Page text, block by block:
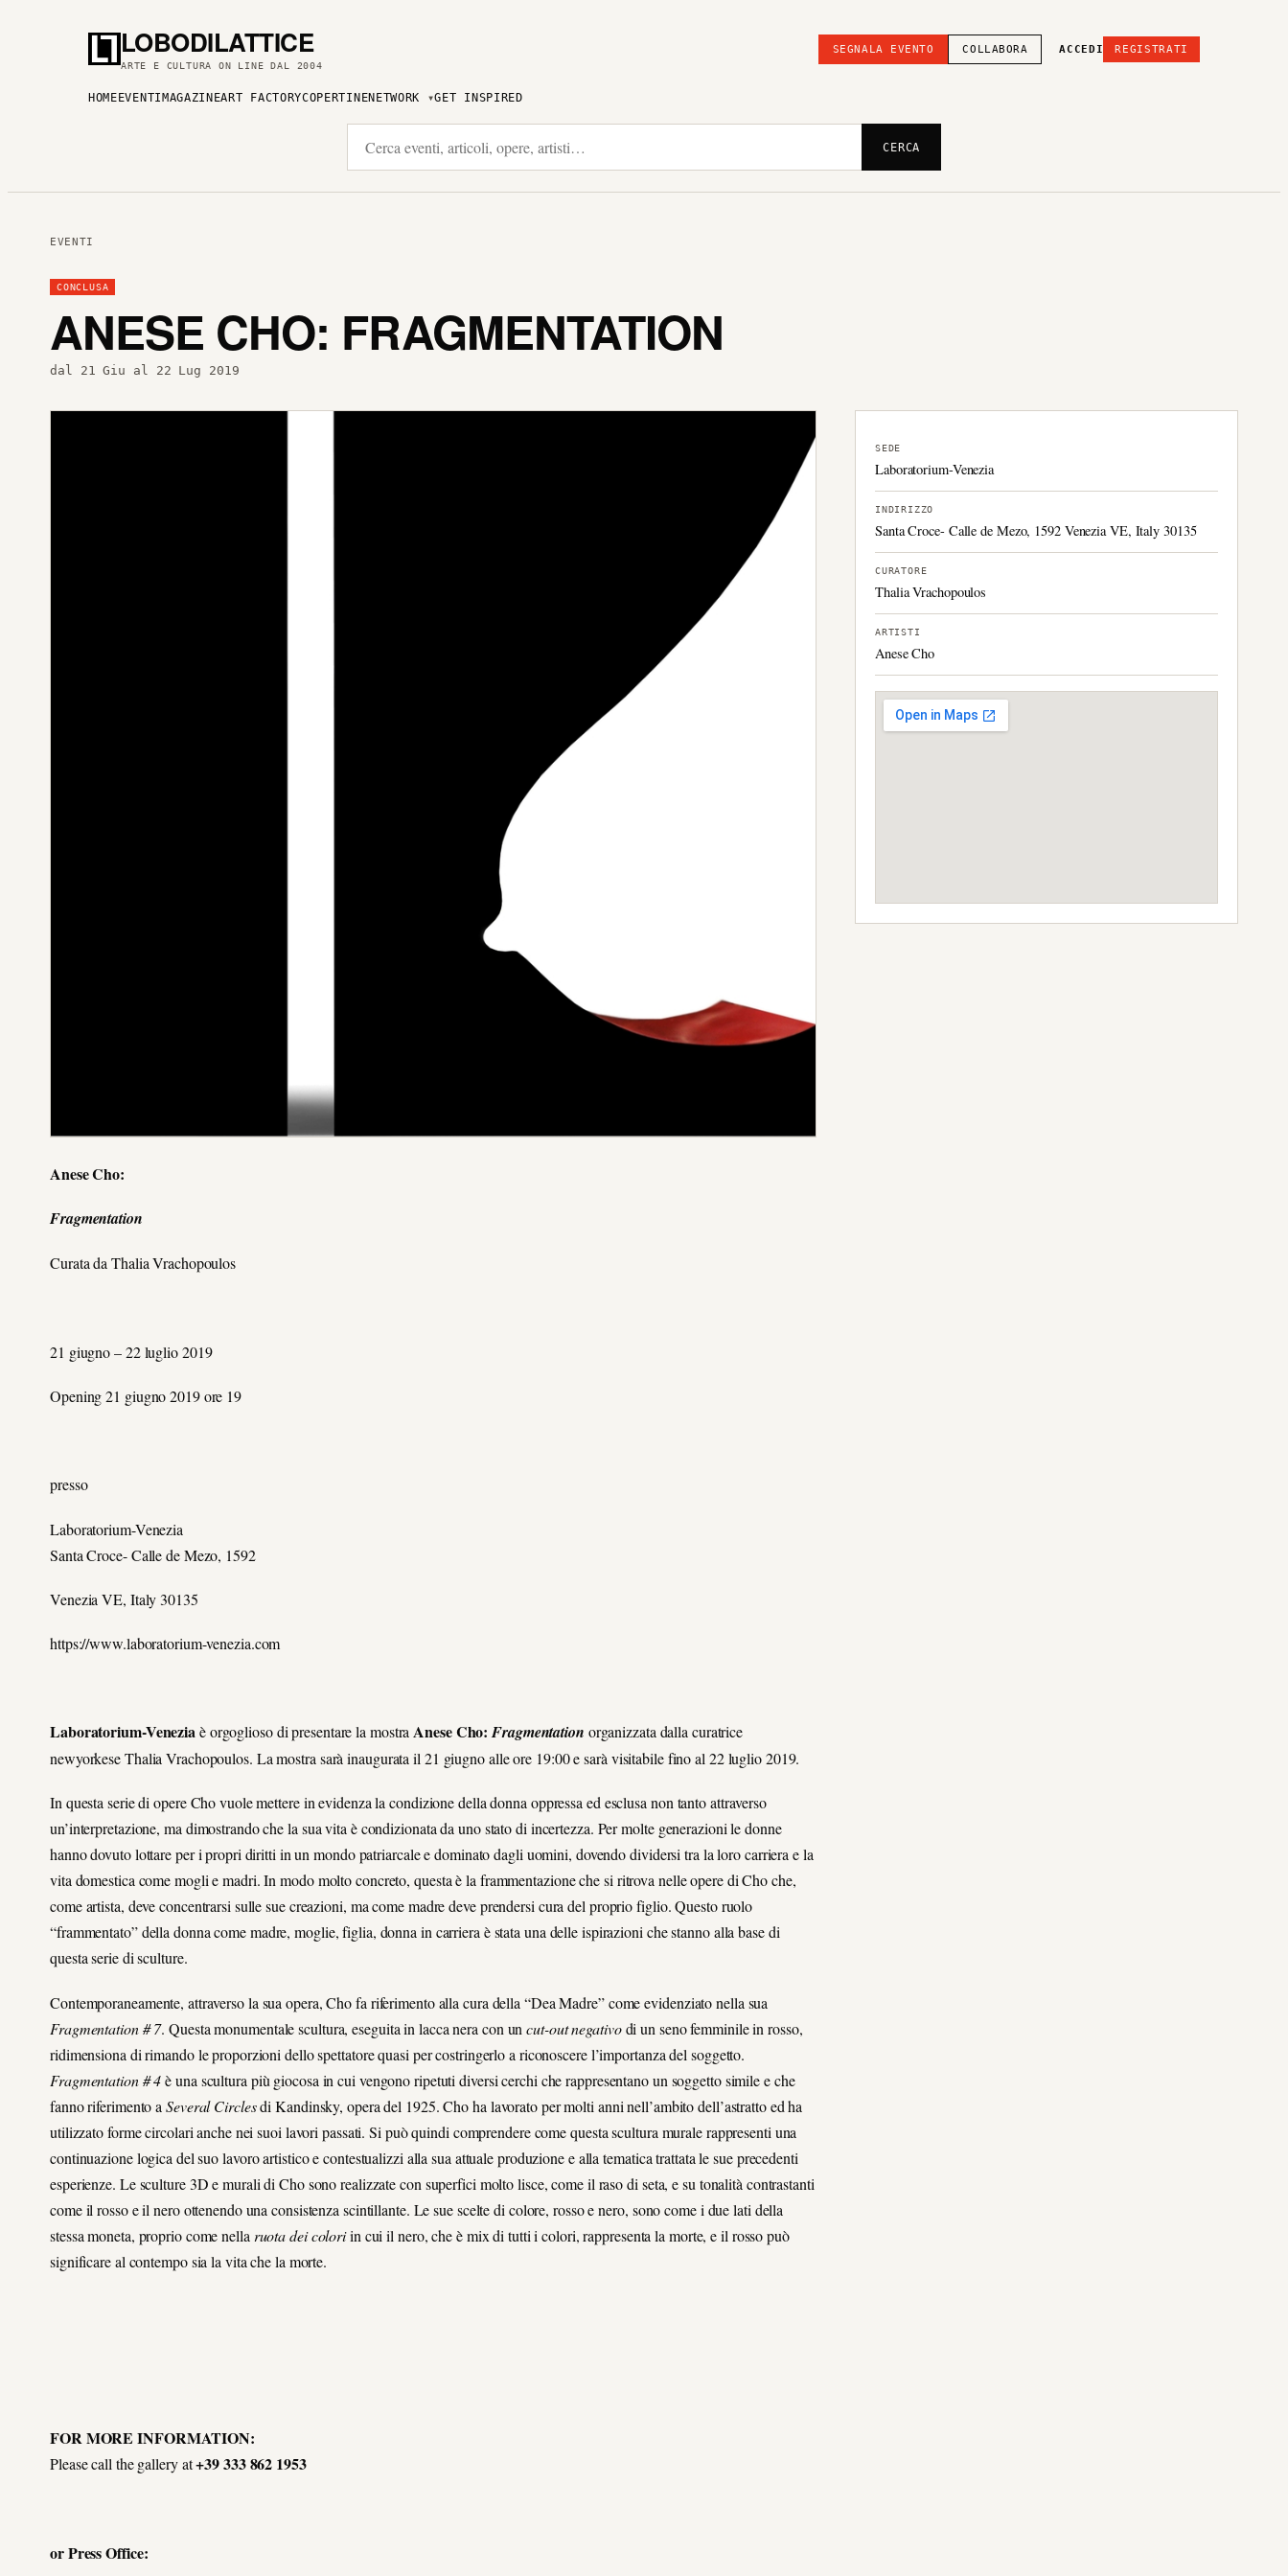
LOBODILATTICE
ARTE E CULTURA ON LINE DAL 2004
SEGNALA EVENTO COLLABORA ACCEDI REGISTRATI
HOME EVENTI MAGAZINEART FACTORYCOPERTINENETWORK GET INSPIRED
CERCA
EVENTI
CONCLUSA
ANESE CHO: FRAGMENTATION
dal 21 Giu al 22 Lug 2019
Anese Cho:
Fragmentation
Curata da Thalia Vrachopoulos
21 giugno – 22 luglio 2019
Opening 21 giugno 2019 ore 19
presso
Laboratorium-Venezia
Santa Croce- Calle de Mezo, 1592
Venezia VE, Italy 30135
https://www.laboratorium-venezia.com
Laboratorium-Veneziaè orgoglioso di presentare la mostraAnese Cho:Fragmentation organizzata dalla curatrice
newyorkese Thalia Vrachopoulos. La mostra sarà inaugurata il 21 giugno alle ore 19:00 e sarà visitabile fino al 22 luglio 2019.
In questa serie di opere Cho vuole mettere in evidenza la condizione della donna oppressa ed esclusa non tanto attraverso
un’interpretazione, ma dimostrando che la sua vita è condizionata da uno stato di incertezza. Per molte generazioni le donne
hanno dovuto lottare per i propri diritti in un mondo patriarcale e dominato dagli uomini, dovendo dividersi tra la loro carriera e la
vita domestica come mogli e madri. In modo molto concreto, questa è la frammentazione che si ritrova nelle opere di Cho che,
come artista, deve concentrarsi sulle sue creazioni, ma come madre deve prendersi cura del proprio figlio. Questo ruolo
“frammentato” della donna come madre, moglie, figlia, donna in carriera è stata una delle ispirazioni che stanno alla base di
questa serie di sculture.
Contemporaneamente, attraverso la sua opera, Cho fa riferimento alla cura della “Dea Madre” come evidenziato nella sua
Fragmentation # 7. Questa monumentale scultura, eseguita in lacca nera con uncut-out negativodi un seno femminile in rosso,
ridimensiona di rimando le proporzioni dello spettatore quasi per costringerlo a riconoscere l’importanza del soggetto.
Fragmentation # 4è una scultura più giocosa in cui vengono ripetuti diversi cerchi che rappresentano un soggetto simile e che
fanno riferimento aSeveral Circlesdi Kandinsky, opera del 1925. Cho ha lavorato per molti anni nell’ambito dell’astratto ed ha
utilizzato forme circolari anche nei suoi lavori passati. Si può quindi comprendere come questa scultura murale rappresenti una
continuazione logica del suo lavoro artistico e contestualizzi alla sua attuale produzione e alla tematica trattata le sue precedenti
esperienze. Le sculture 3D e murali di Cho sono realizzate con superfici molto lisce, come il raso di seta, e su tonalità contrastanti
come il rosso e il nero ottenendo una consistenza scintillante. Le sue scelte di colore, rosso e nero, sono come i due lati della
stessa moneta, proprio come nella ruota dei coloriin cui il nero, che è mix di tutti i colori, rappresenta la morte, e il rosso può
significare al contempo sia la vita che la morte.
FOR MORE INFORMATION:
Please call the gallery at+39 333 862 1953
or Press Office:
SEDE
Laboratorium-Venezia
INDIRIZZO
Santa Croce- Calle de Mezo, 1592 Venezia VE, Italy 30135
CURATORE
Thalia Vrachopoulos
ARTISTI
Anese Cho